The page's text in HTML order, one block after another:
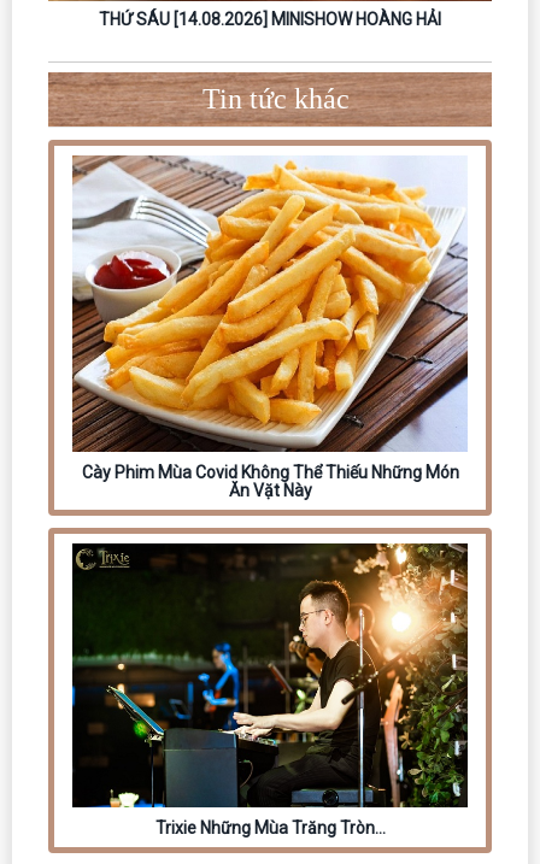
THỨ SÁU [18.09.2026] – MINISHOW NGUYỄN ĐÌNH TUẤN
Tin tức khác
Cày Phim Mùa Covid Không Thể Thiếu Những Món
Ăn Vặt Này
Trixie Những Mùa Trăng Tròn…